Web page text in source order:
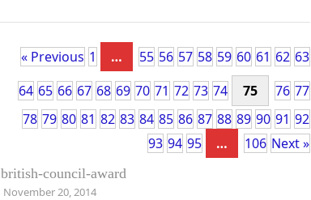
« Previous 1 … 55 56 57 58 59 60 61 62 63
64 65 66 67 68 69 70 71 72 73 74 75 76 77
78 79 80 81 82 83 84 85 86 87 88 89 90 91 92
93 94 95 … 106 Next »
british-council-award
November 20, 2014